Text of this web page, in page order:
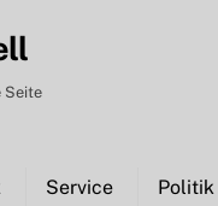
Seite
Service Politik